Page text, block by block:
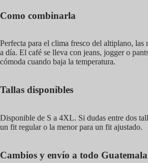
Como combinarla
Perfecta para el clima fresco del altiplano, las
a día. El café se lleva con jeans, jogger o
cómoda cuando baja la temperatura.
Tallas disponibles
Disponible de S a 4XL. Si dudas entre dos
un fit regular o la menor para un fit ajustado.
Cambios y envío a todo Guatemala